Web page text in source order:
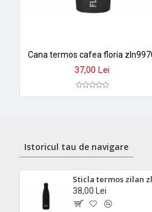
37,00 Lei
Istoricul tau de navigare
38,00 Lei